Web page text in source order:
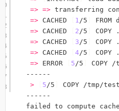
=> =>
=> CACHED 1/5
=> CACHED 2/5
=> CACHED 3/5
=> CACHED 4/5
=> ERROR 5/5
------
>
5/5
COPY /tmp/
------
failed to compute